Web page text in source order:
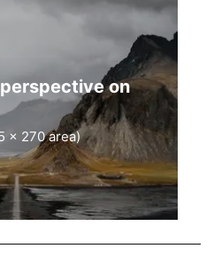
on
x 270 area)